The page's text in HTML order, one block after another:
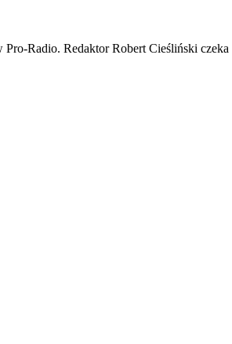
Radio. Redaktor Robert Cieśliński